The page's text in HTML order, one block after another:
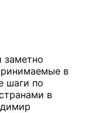
заметно
в
шаги по
в